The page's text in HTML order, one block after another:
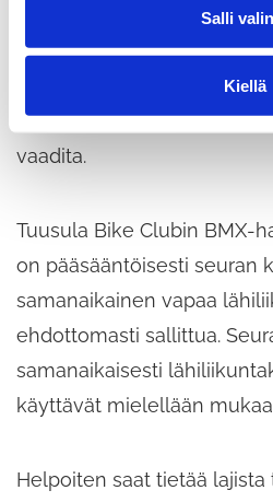
Salli
Kiellä
Tuusulan Bike Clubissa voi
harrastuksen matalalla
harjoitukseen.
vaadita.
Tuusula Bike Clubin BMX-
on pääsääntöisesti seuran
samanaikainen vapaa
ehdottomasti sallittua.
samanaikaisesti
käyttävät mielellään
Helpoiten saat tietää lajista